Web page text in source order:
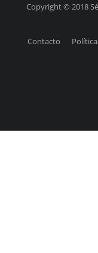
Copyright © 2018
Contacto